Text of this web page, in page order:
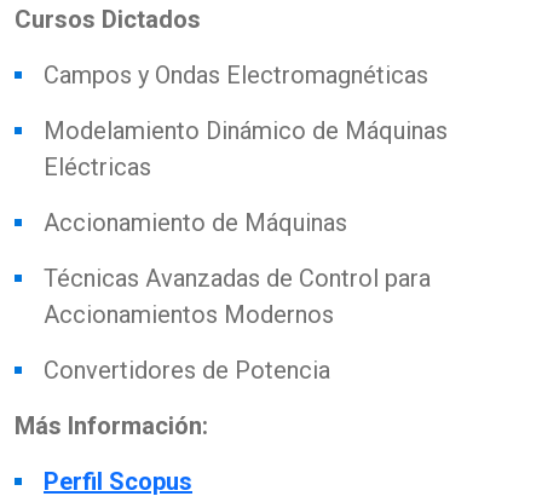
Cursos Dictados
Campos y Ondas Electromagnéticas
Modelamiento Dinámico de Máquinas
Eléctricas
Accionamiento de Máquinas
Técnicas Avanzadas de Control para
Accionamientos Modernos
Convertidores de Potencia
Más Información:
Perfil Scopus